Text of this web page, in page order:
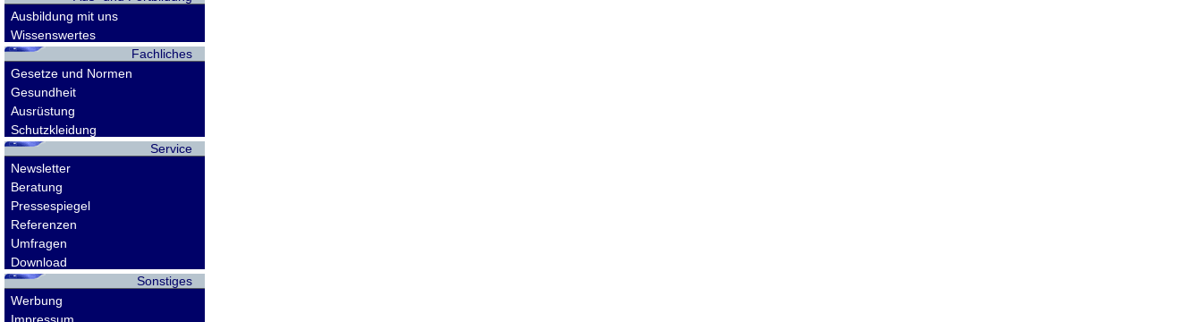
Ausbildung mit uns
Wissenswertes
Fachliches
Gesetze und Normen
Gesundheit
Ausrüstung
Schutzkleidung
Service
Newsletter
Beratung
Pressespiegel
Referenzen
Umfragen
Download
Sonstiges
Werbung